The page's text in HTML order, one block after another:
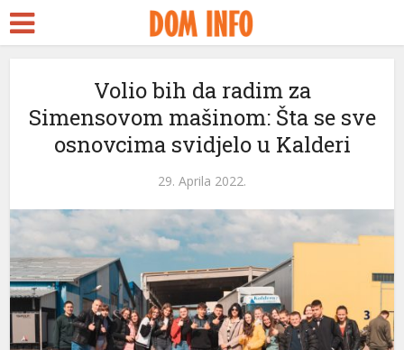
Volio bih da radim za
Simensovom mašinom: Šta se sve
osnovcima svidjelo u Kalderi
29. Aprila 2022.